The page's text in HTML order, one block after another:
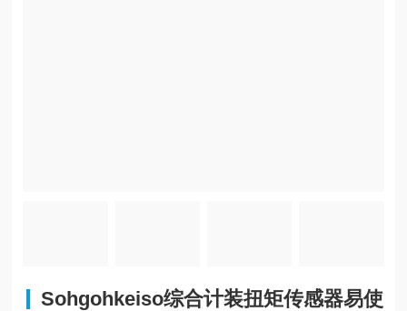
Sohgohkeiso综合计装扭矩传感器易使